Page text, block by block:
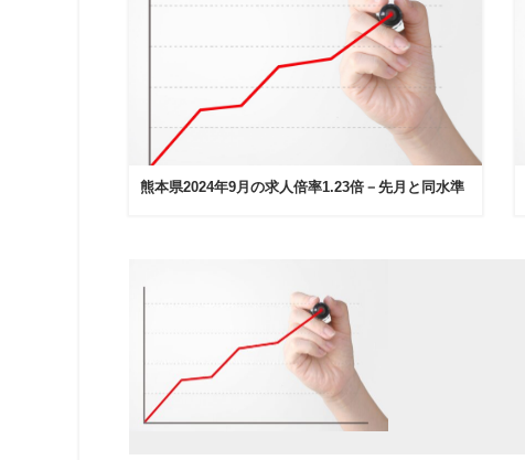
熊本県2024年9月の求人倍率1.23倍－先月と同水準